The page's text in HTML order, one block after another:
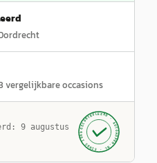
vergelijkbare occasions
9 augustus
GECONTROLEERD ·
AUTOKOPEN.NL
· SINDS 1999 ·